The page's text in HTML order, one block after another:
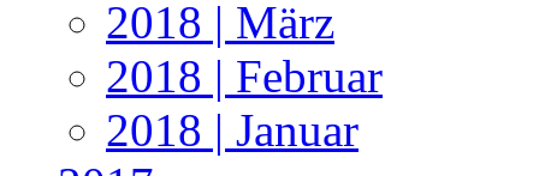
2018 | März
2018 | Februar
2018 | Januar